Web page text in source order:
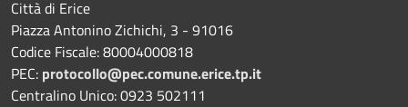
Città di Erice
Piazza Antonino Zichichi, 3 - 91016
Codice Fiscale: 80004000818
PEC: protocollo@pec.comune.erice.tp.it
Centralino Unico: 0923 502111